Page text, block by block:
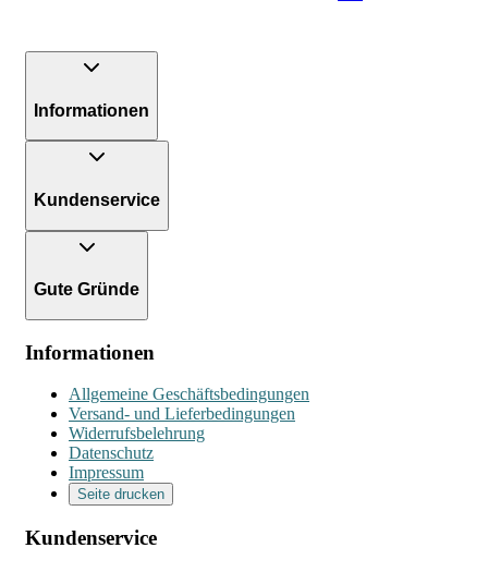
Informationen
Kundenservice
Gute Gründe
Informationen
Allgemeine Geschäftsbedingungen
Versand- und Lieferbedingungen
Widerrufsbelehrung
Datenschutz
Impressum
Seite drucken
Kundenservice